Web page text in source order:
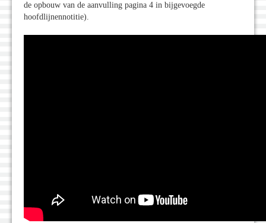
de opbouw van de aanvulling pagina 4 in bijgevoegde
hoofdlijnennotitie).